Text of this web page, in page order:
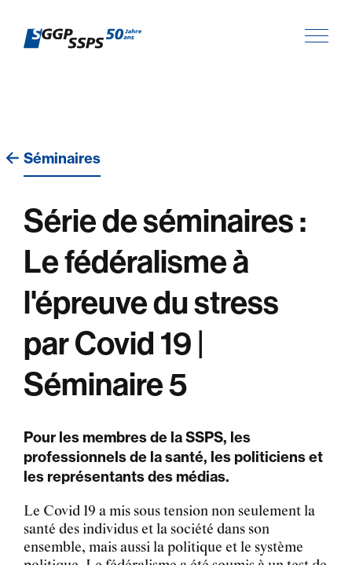
Séminaires
Série de séminaires :
Le fédéralisme à
l'épreuve du stress
par Covid 19 |
Séminaire 5
Pour les membres de la SSPS, les
professionnels de la santé, les politiciens et
les représentants des médias.
Le Covid 19 a mis sous tension non seulement la
santé des individus et la société dans son
ensemble, mais aussi la politique et le système